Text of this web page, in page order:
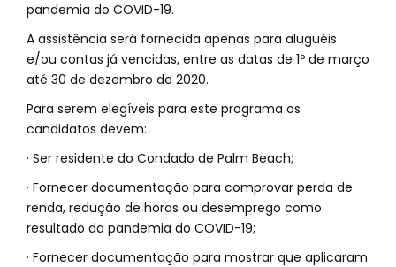
pandemia do COVID-19.
A assistência será fornecida apenas para aluguéis
e/ou contas já vencidas, entre as datas de 1º de março
até 30 de dezembro de 2020.
Para serem elegíveis para este programa os
candidatos devem:
· Ser residente do Condado de Palm Beach;
· Fornecer documentação para comprovar perda de
renda, redução de horas ou desemprego como
resultado da pandemia do COVID-19;
· Fornecer documentação para mostrar que aplicaram